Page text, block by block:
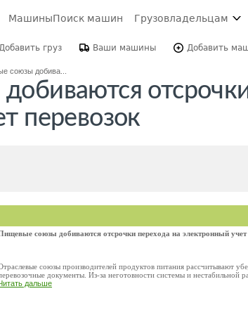
МашиныПоиск машин Грузовладельцам
груз Ваши машины Добавить
союзы добива...
перевозок
союзы добиваются отсрочки перехода на электронный учет
союзы производителей продуктов питания рассчитывают
документы. Из-за неготовности системы и нестабильной
дальше